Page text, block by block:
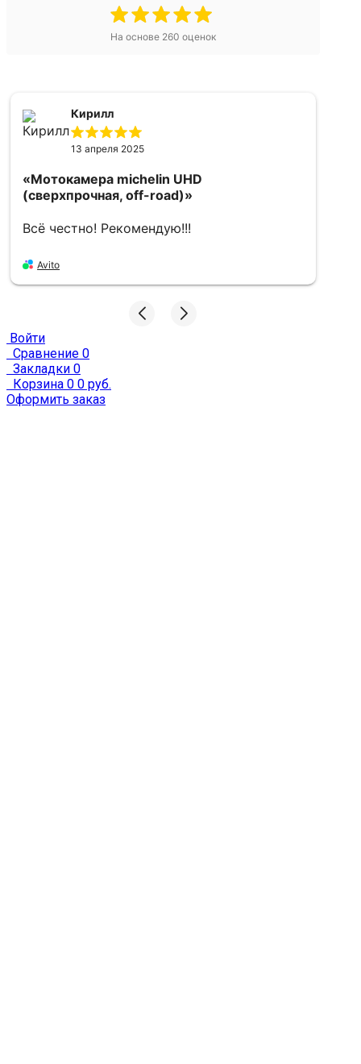
На основе 260 оценок
Кирилл
13 апреля 2025
«Мотокамера michelin UHD
(сверхпрочная, off-road)»
Всё честно! Рекомендую!!!
Avito
Войти
Сравнение 0
Закладки 0
Корзина 0 0 руб.
Оформить заказ